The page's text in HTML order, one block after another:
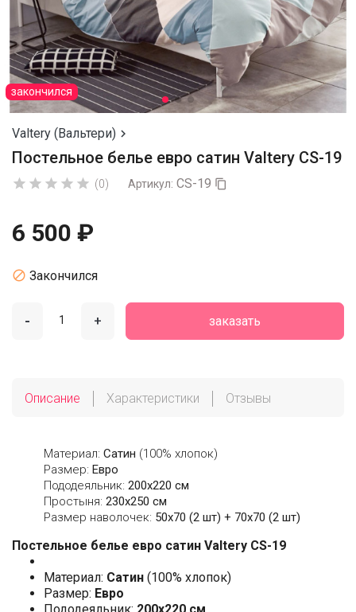
закончился
Valtery (Вальтери) 
Постельное белье евро сатин Valtery CS-19
     (0) Артикул: CS-19 
6 500 ₽
 Закончился
- + заказать
Описание Характеристики Отзывы
Материал: Сатин (100% хлопок)
Размер: Евро
Пододеяльник: 200х220 см
Простыня: 230х250 см
Размер наволочек: 50x70 (2 шт) + 70x70 (2 шт)
Постельное белье евро сатин Valtery CS-19
Материал: Сатин (100% хлопок)
Размер: Евро